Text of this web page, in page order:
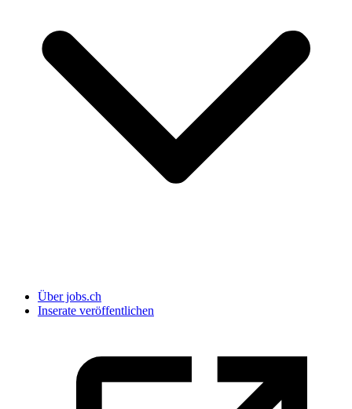
Über jobs.ch
Inserate veröffentlichen